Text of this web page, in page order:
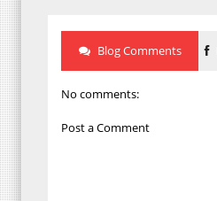
Blog Comments
No comments:
Post a Comment